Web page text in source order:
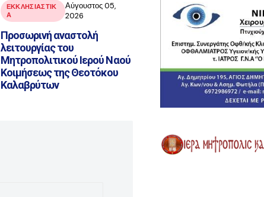
ΕΚΚΛΗΣΙΑΣΤΙΚ
Α
Αύγουστος 05,
2026
Προσωρινή αναστολή
λειτουργίας του
Μητροπολιτικού Ιερού Ναού
Κοιμήσεως της Θεοτόκου
Καλαβρύτων